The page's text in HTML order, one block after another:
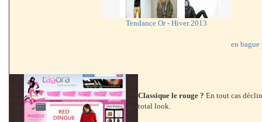
Tendance Or - Hiver 2013
en bague
Classique le rouge ? En tout cas
total look.